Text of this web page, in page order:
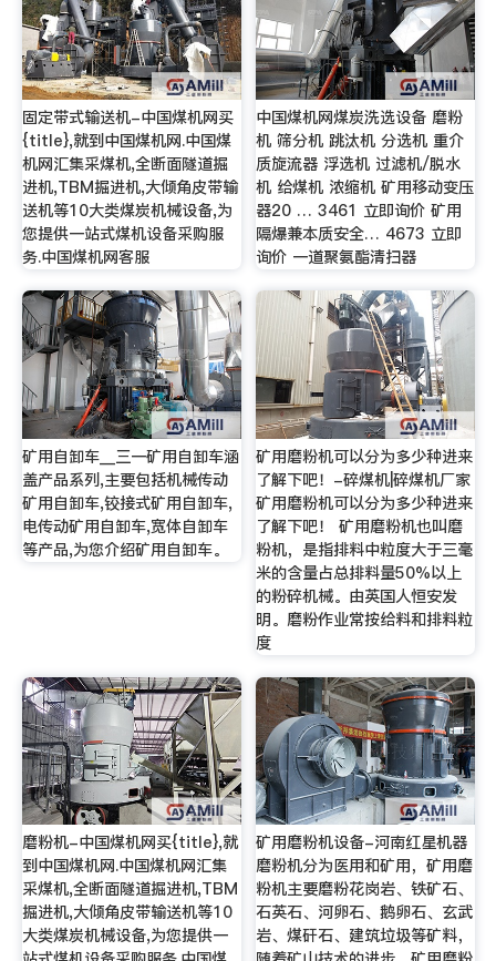
固定带式输送机-中国煤机网买
{title},就到中国煤机网.中国煤
机网汇集采煤机,全断面隧道掘
进机,TBM掘进机,大倾角皮带输
送机等10大类煤炭机械设备,为
您提供一站式煤机设备采购服
务.中国煤机网客服
中国煤机网煤炭洗选设备 磨粉
机 筛分机 跳汰机 分选机 重介
质旋流器 浮选机 过滤机/脱水
机 给煤机 浓缩机 矿用移动变压
器20 … 3461 立即询价 矿用
隔爆兼本质安全… 4673 立即
询价 一道聚氨酯清扫器
矿用自卸车__三一矿用自卸车涵
盖产品系列,主要包括机械传动
矿用自卸车,铰接式矿用自卸车,
电传动矿用自卸车,宽体自卸车
等产品,为您介绍矿用自卸车。
矿用磨粉机可以分为多少种进来
了解下吧！-碎煤机|碎煤机厂家
矿用磨粉机可以分为多少种进来
了解下吧！ 矿用磨粉机也叫磨
粉机，是指排料中粒度大于三毫
米的含量占总排料量50%以上
的粉碎机械。由英国人恒安发
明。磨粉作业常按给料和排料粒
度
磨粉机-中国煤机网买{title},就
到中国煤机网.中国煤机网汇集
采煤机,全断面隧道掘进机,TBM
掘进机,大倾角皮带输送机等10
大类煤炭机械设备,为您提供一
矿用磨粉机设备-河南红星机器
磨粉机分为医用和矿用，矿用磨
粉机主要磨粉花岗岩、铁矿石、
石英石、河卵石、鹅卵石、玄武
岩、煤矸石、建筑垃圾等矿料，